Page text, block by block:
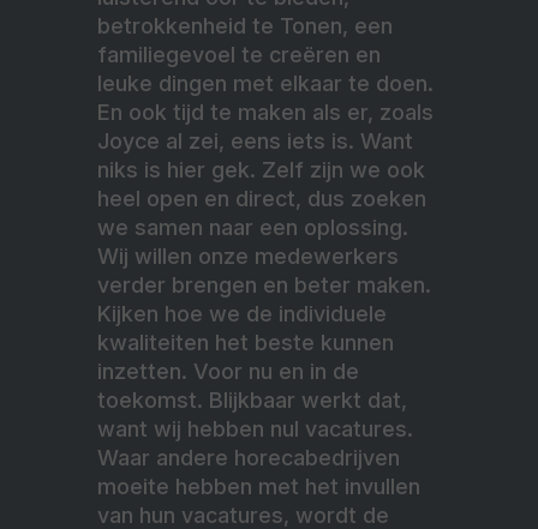
betrokkenheid te Tonen, een
familiegevoel te creëren en
leuke dingen met elkaar te doen.
En ook tijd te maken als er, zoals
Joyce al zei, eens iets is. Want
niks is hier gek. Zelf zijn we ook
heel open en direct, dus zoeken
we samen naar een oplossing.
Wij willen onze medewerkers
verder brengen en beter maken.
Kijken hoe we de individuele
kwaliteiten het beste kunnen
inzetten. Voor nu en in de
toekomst. Blijkbaar werkt dat,
want wij hebben nul vacatures.
Waar andere horecabedrijven
moeite hebben met het invullen
van hun vacatures, wordt de